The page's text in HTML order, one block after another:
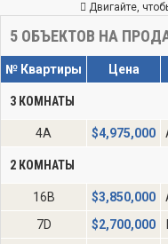
Двигайте,
5 ОБЪЕКТОВ НА
№ Квартиры Цена
3 КОМНАТЫ
4A $4,975,000
2 КОМНАТЫ
16B $3,850,000
7D
$2,700,000